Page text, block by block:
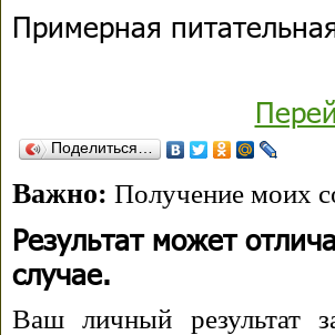
Примерная
Поделиться…
Важно: Получение моих
Результат может
случае.
Ваш личный результат